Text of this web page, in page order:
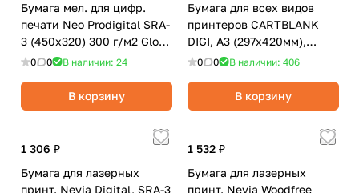
Бумага мел. для цифр.
печати Neo Prodigital SRA-
3 (450x320) 300 г/м2 Gloss
(глянцев) белая (250 л)
0 0 В наличии: 24
В корзину
Бумага для всех видов
принтеров CARTBLANK
DIGI, А3 (297х420мм),
белая, 200 г/м2, матовая,
0 0 В наличии: 406
В корзину
1 306 ₽
Бумага для лазерных
принт. Nevia Digital, SRA-3
1 532 ₽
Бумага для лазерных
принт. Nevia Woodfree